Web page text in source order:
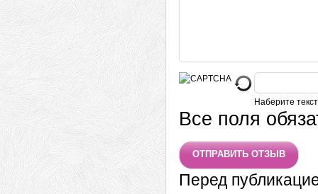
Наберите
Все поля
Перед